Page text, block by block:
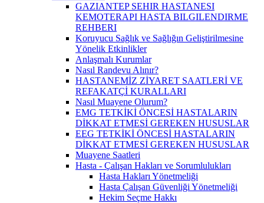
GAZIANTEP SEHIR HASTANESI
KEMOTERAPI HASTA BILGILENDIRME
REHBERI
Koruyucu Sağlık ve Sağlığın Geliştirilmesine
Yönelik Etkinlikler
Anlaşmalı Kurumlar
Nasıl Randevu Alınır?
HASTANEMİZ ZİYARET SAATLERİ VE
REFAKATÇİ KURALLARI
Nasıl Muayene Olurum?
EMG TETKİKİ ÖNCESİ HASTALARIN
DİKKAT ETMESİ GEREKEN HUSUSLAR
EEG TETKİKİ ÖNCESİ HASTALARIN
DİKKAT ETMESİ GEREKEN HUSUSLAR
Muayene Saatleri
Hasta - Çalışan Hakları ve Sorumlulukları
Hasta Hakları Yönetmeliği
Hasta Çalışan Güvenliği Yönetmeliği
Hekim Seçme Hakkı